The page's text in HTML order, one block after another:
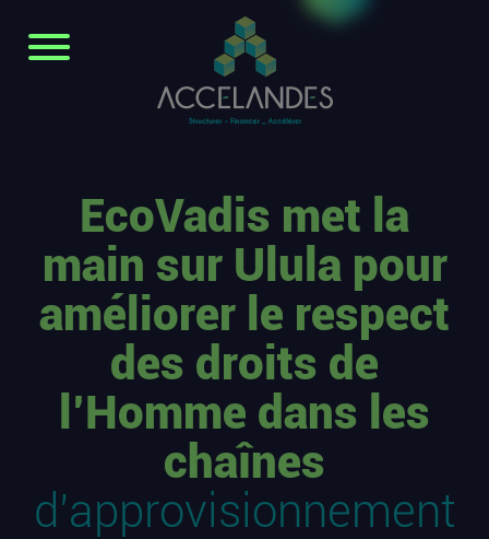
EcoVadis met la
main sur Ulula pour
améliorer le respect
des droits de
l’Homme dans les
chaînes
d’approvisionnement